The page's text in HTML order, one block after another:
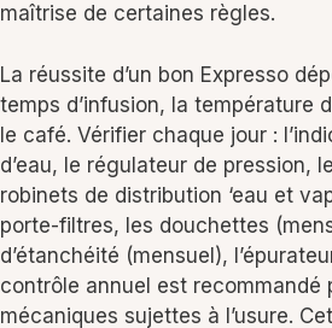
maîtrise de certaines règles.
La réussite d’un bon Expresso
temps d’infusion, la température
le café. Vérifier chaque jour :
d’eau, le régulateur de pression,
robinets de distribution ‘eau et
porte-filtres, les douchettes
d’étanchéité (mensuel),
contrôle annuel est recommandé
mécaniques sujettes à l’usure.